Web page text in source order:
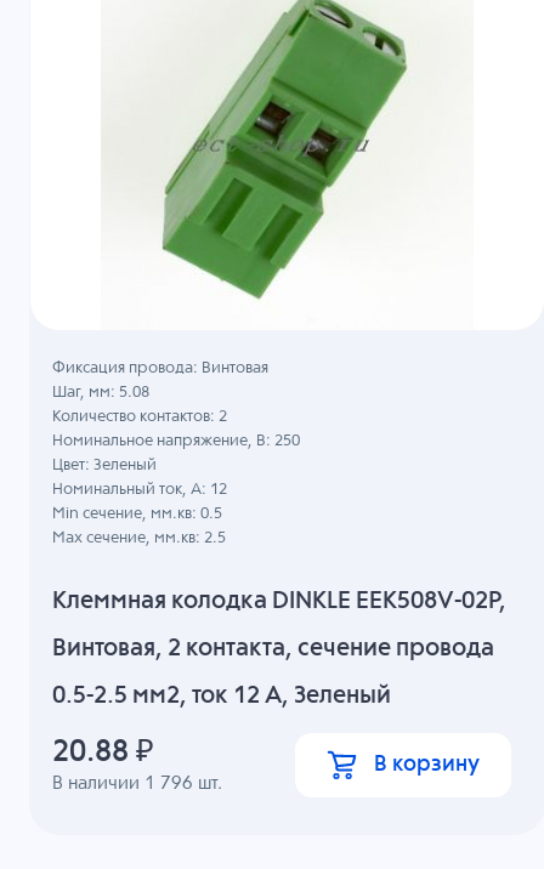
Клеммная колодка DINKLE EEK508V-02P,
Винтовая, 2 контакта, сечение провода
0.5-2.5 мм2, ток 12 A, Зеленый
В наличии 1 796 шт.
Фиксация провода: Винтовая
Шаг, мм: 5.08
Количество контактов: 2
Номинальное напряжение, B: 250
Цвет: Зеленый
Номинальный ток, А: 12
Min сечение, мм.кв: 0.5
Max сечение, мм.кв: 2.5
20.88 ₽ В корзину